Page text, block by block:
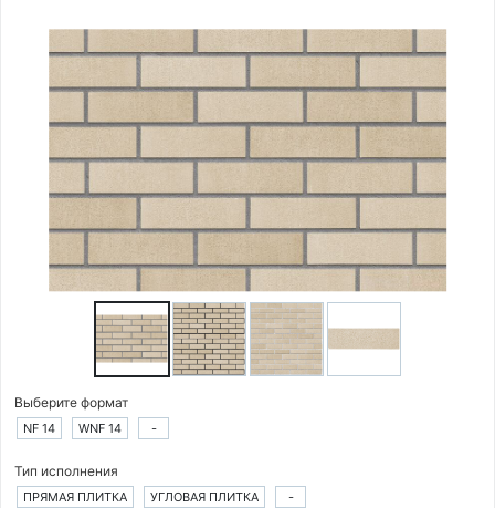
Выберите формат
NF 14 WNF 14 -
Тип исполнения
ПРЯМАЯ ПЛИТКА УГЛОВАЯ ПЛИТКА -